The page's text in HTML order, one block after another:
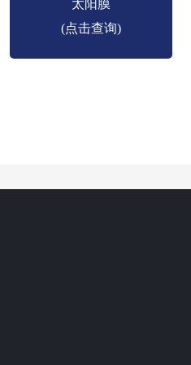
太阳膜
(点击查询)